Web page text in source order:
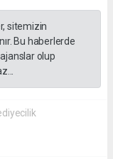
sitemizin
Bu haberlerde
olup